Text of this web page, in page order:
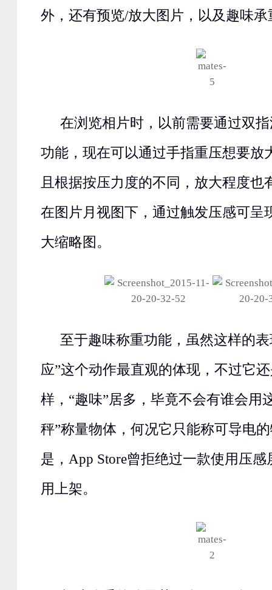
外，还有预览/放大图片，以及趣味
在浏览相片时，以前需要通过双
功能，现在可以通过手指重压想要放
且根据按压力度的不同，放大程度也
在图片月视图下，通过触发压感可呈
大缩略图。
至于趣味称重功能，虽然这样的
应”这个动作最直观的体现，不过它
样，“趣味”居多，毕竟不会有谁会用
秤”称量物体，何况它只能称可导电
是，App Store曾拒绝过一款使用压
用上架。